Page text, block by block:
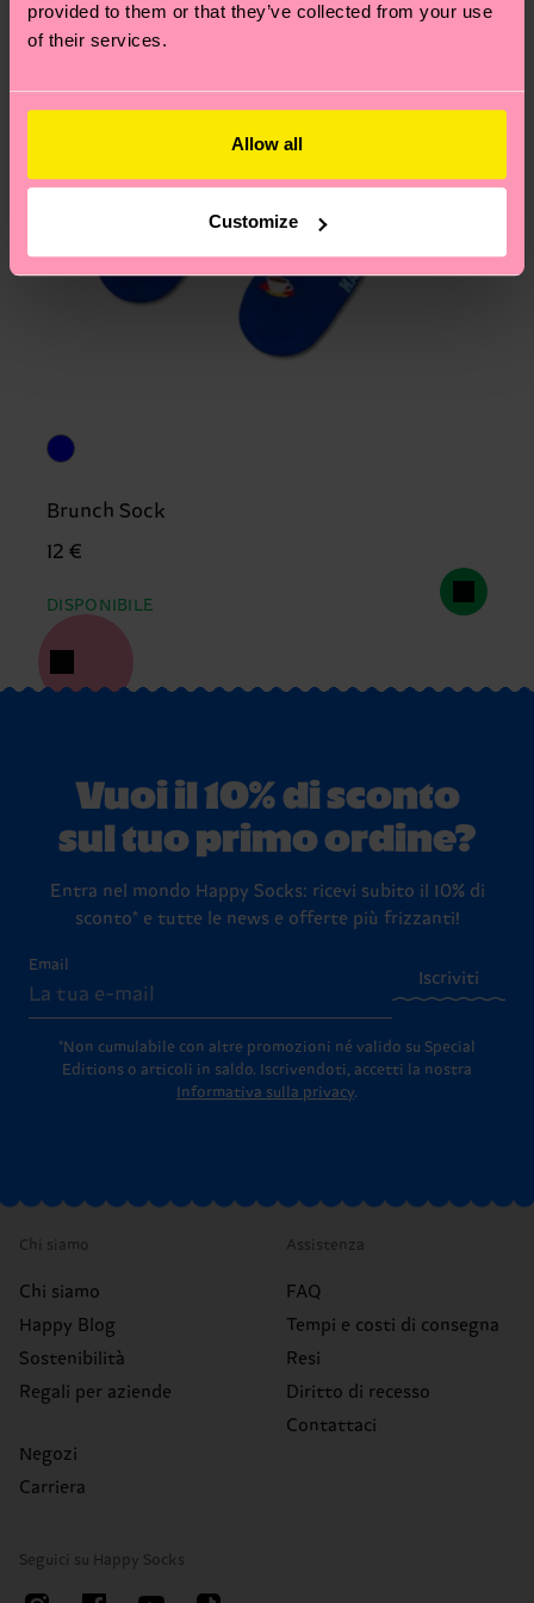
provided to them or that they’ve collected from your use
of their services.
Allow all
Customize
Brunch Sock
12 €
DISPONIBILE
Vuoi il 10% di sconto
sul tuo primo ordine?
Entra nel mondo Happy Socks: ricevi subito il 10% di
sconto* e tutte le news e offerte più frizzanti!
Email
Iscriviti
*Non cumulabile con altre promozioni né valido su Special
Editions o articoli in saldo.
Iscrivendoti, accetti la nostra
Informativa sulla privacy.
Chi siamo
Chi siamo
Happy Blog
Sostenibilità
Regali per aziende
Negozi
Carriera
Assistenza
FAQ
Tempi e costi di consegna
Resi
Diritto di recesso
Contattaci
Seguici su Happy Socks